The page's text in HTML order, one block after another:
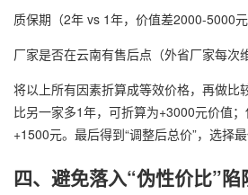
质保期（2年 vs 1年，价值差2000-5000元
厂家是否在云南有售后点（外省厂家每次
将以上所有因素折算成等效价格，再做比
比另一家多1年，可折算为+3000元价值
+1500元。最后得到“调整后总价”，选择最
四、避免落入“伪性价比”陷